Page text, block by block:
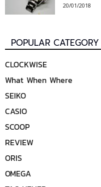
20/01/2018
POPULAR CATEGORY
CLOCKWISE
What When Where
SEIKO
CASIO
SCOOP
REVIEW
ORIS
OMEGA